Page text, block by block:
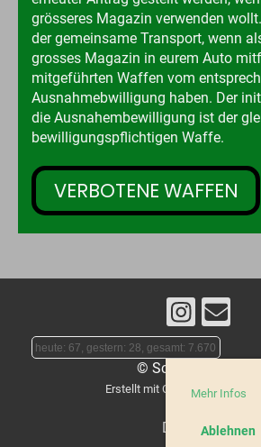
Mehr Infos
Ablehnen
grösseres Magazin verwenden
der gemeinsame Transport, wenn
grosses Magazin in eurem Auto
mitgeführten Waffen vom
Ausnahmebwilligung haben. Der
die Ausnahembewilligung ist der
bewilligungspflichtigen Waffe.
VERBOTENE WAFFEN
heute: 67, gestern: 28, gesamt: 7.670
© Schützen Magden
Erstellt mit ClubDesk
Datenschutz